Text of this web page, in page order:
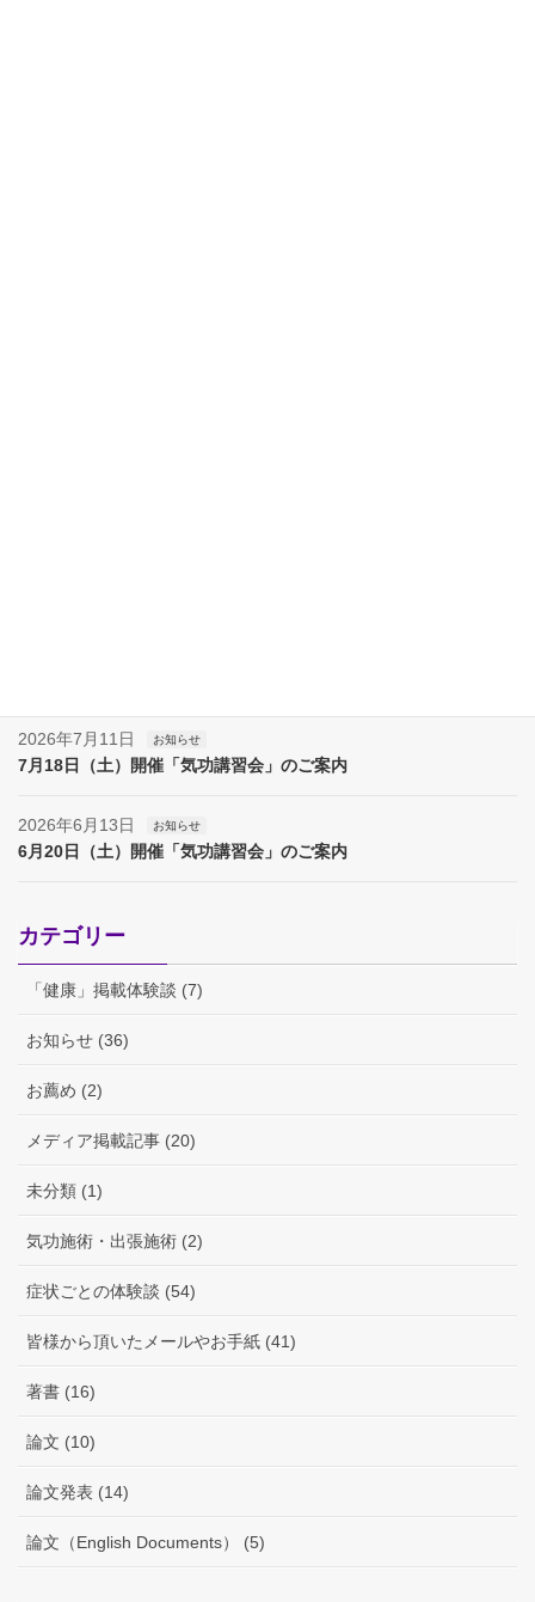
2026年7月11日 お知らせ
7月18日（土）開催「気功講習会」のご案内
2026年6月13日 お知らせ
6月20日（土）開催「気功講習会」のご案内
カテゴリー
「健康」掲載体験談 (7)
お知らせ (36)
お薦め (2)
メディア掲載記事 (20)
未分類 (1)
気功施術・出張施術 (2)
症状ごとの体験談 (54)
皆様から頂いたメールやお手紙 (41)
著書 (16)
論文 (10)
論文発表 (14)
論文（English Documents） (5)